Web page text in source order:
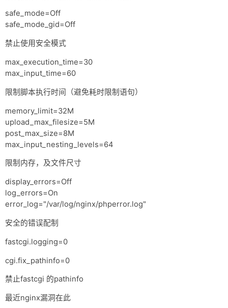
safe_mode=Off
safe_mode_gid=Off
禁止使用安全模式
max_execution_time=30
max_input_time=60
限制脚本执行时间（避免耗时限制语句）
memory_limit=32M
upload_max_filesize=5M
post_max_size=8M
max_input_nesting_levels=64
限制内存，及文件尺寸
display_errors=Off
log_errors=On
error_log="/var/log/nginx/phperror.log"
安全的错误配制
fastcgi.logging=0
cgi.fix_pathinfo=0
禁止fastcgi 的pathinfo
最近nginx漏洞在此